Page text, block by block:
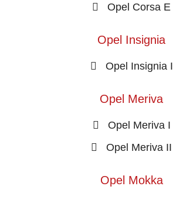
Opel Corsa E
Opel Insignia
Opel Insignia I
Opel Meriva
Opel Meriva I
Opel Meriva II
Opel Mokka